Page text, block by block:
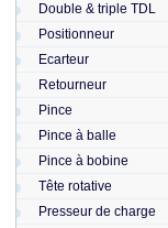
Double & triple TDL
Positionneur
Ecarteur
Retourneur
Pince
Pince à balle
Pince à bobine
Tête rotative
Presseur de charge